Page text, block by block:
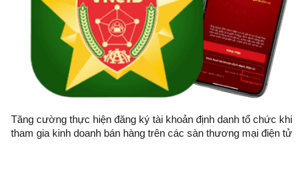
Tăng cường thực hiện đăng ký tài khoản định danh tổ chức khi
tham gia kinh doanh bán hàng trên các sàn thương mại điện tử